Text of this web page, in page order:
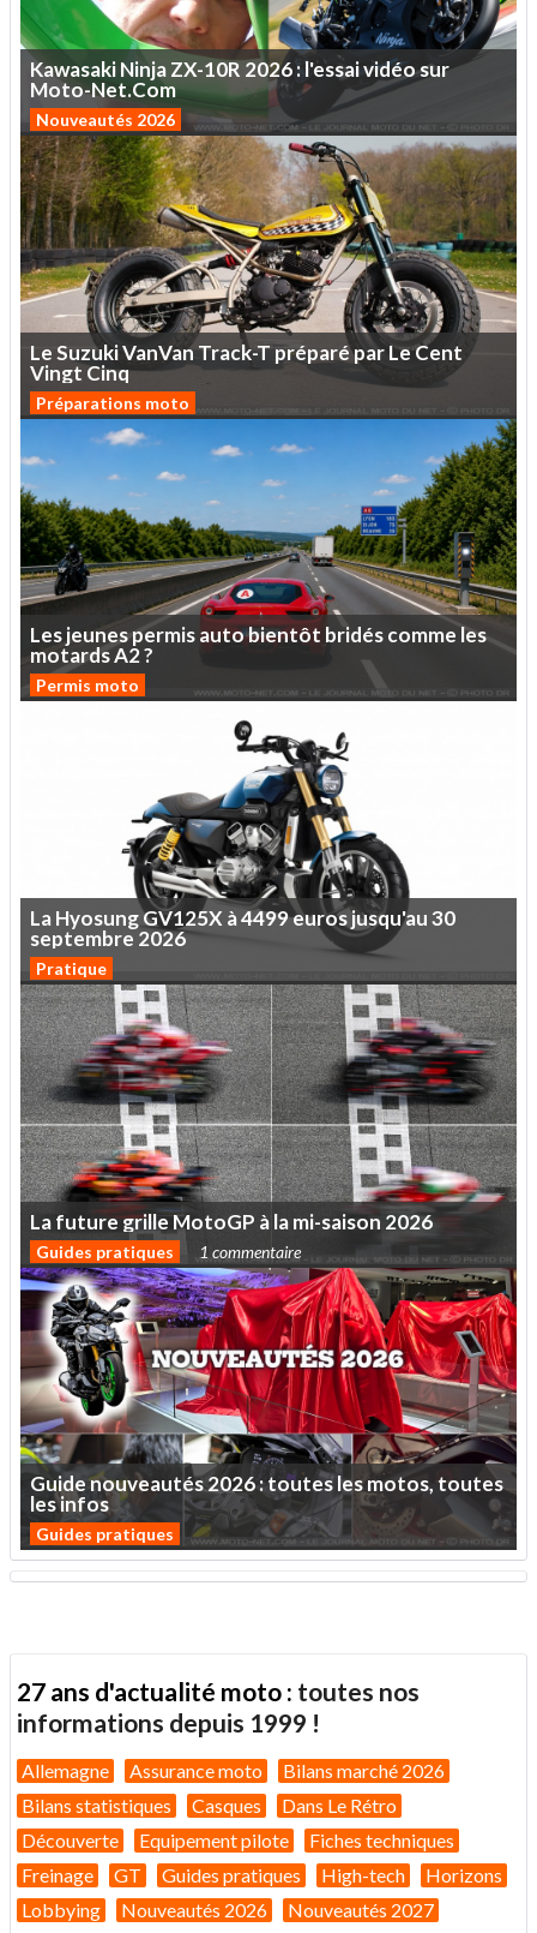
KawasakiNinjaZX-10R 2026:l'essaividéosur
Moto-Net.Com
Nouveautés 2026
LeSuzukiVanVanTrack-TpréparéparLeCent
VingtCinq
Préparations moto
Lesjeunespermisautobientôt bridéscommeles
motardsA2?
Permis moto
LaHyosungGV125X à4499eurosjusqu'au30
septembre 2026
Pratique
Lafuturegrille MotoGP àlami-saison 2026
Guides pratiques 1 commentaire
Guidenouveautés2026:touteslesmotos,toutes
lesinfos
Guides pratiques
27 ans d'actualité moto : toutes nos
informations depuis 1999 !
Allemagne Assurance moto
Bilans marché 2026
Bilans statistiques
Casques
Dans Le Rétro
Découverte
Equipement pilote
Fiches techniques
Freinage
GT Guides pratiques High-tech
Horizons
Lobbying
Nouveautés 2026 Nouveautés 2027